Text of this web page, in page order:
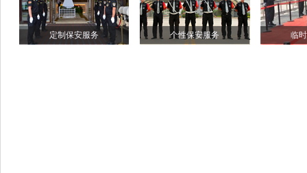
定制保安服务 个性保安服务 临